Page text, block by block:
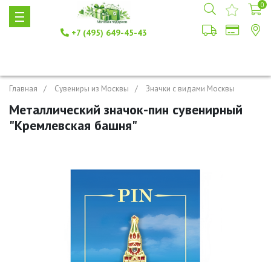
+7 (495) 649-45-43
0
Главная Сувениры из Москвы Значки с видами Москвы
Металлический значок-пин сувенирный
"Кремлевская башня"